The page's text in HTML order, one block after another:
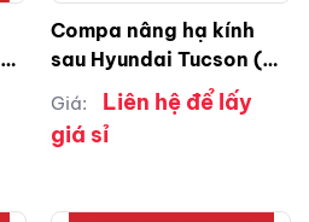
Compa nâng hạ kính
sau Hyundai Tucson (
phải )
Giá:
Liên hệ để lấy
giá sỉ